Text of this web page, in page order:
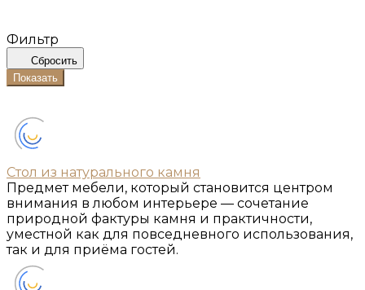
Фильтр
Сбросить
Показать
Стол из натурального камня
Предмет мебели, который становится центром
внимания в любом интерьере — сочетание
природной фактуры камня и практичности,
уместной как для повседневного использования,
так и для приёма гостей.